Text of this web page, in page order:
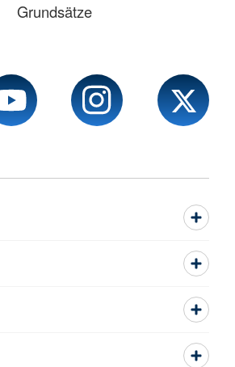
Grundsätze